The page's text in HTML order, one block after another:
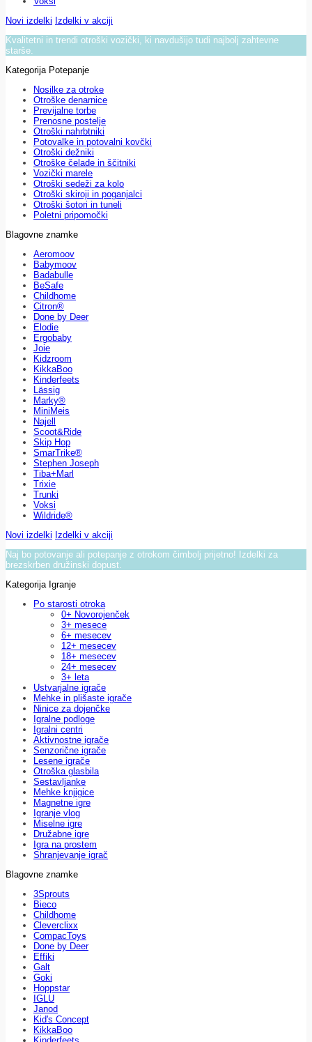
Novi izdelki Izdelki v akciji
Kvalitetni in trendi otroški vozički, ki navdušijo tudi najbolj zahtevne
starše.
Kategorija Potepanje
Nosilke za otroke
Otroške denarnice
Previjalne torbe
Prenosne postelje
Otroški nahrbtniki
Potovalke in potovalni kovčki
Otroški dežniki
Otroške čelade in ščitniki
Vozički marele
Otroški sedeži za kolo
Otroški skiroji in poganjalci
Otroški šotori in tuneli
Poletni pripomočki
Blagovne znamke
Aeromoov
Babymoov
Badabulle
BeSafe
Childhome
Citron®
Done by Deer
Elodie
Ergobaby
Joie
Kidzroom
KikkaBoo
Kinderfeets
Lässig
Marky®
MiniMeis
Najell
Scoot&Ride
Skip Hop
SmarTrike®
Stephen Joseph
Tiba+Marl
Trixie
Trunki
Voksi
Wildride®
Novi izdelki Izdelki v akciji
Naj bo potovanje ali potepanje z otrokom čimbolj prijetno! Izdelki za
brezskrben družinski dopust.
Kategorija Igranje
Po starosti otroka
0+ Novorojenček
3+ mesece
6+ mesecev
12+ mesecev
18+ mesecev
24+ mesecev
3+ leta
Ustvarjalne igrače
Mehke in plišaste igrače
Ninice za dojenčke
Igralne podloge
Igralni centri
Aktivnostne igrače
Senzorične igrače
Lesene igrače
Otroška glasbila
Sestavljanke
Mehke knjigice
Magnetne igre
Igranje vlog
Miselne igre
Družabne igre
Igra na prostem
Shranjevanje igrač
Blagovne znamke
3Sprouts
Bieco
Childhome
Cleverclixx
CompacToys
Done by Deer
Effiki
Galt
Goki
Hoppstar
IGLU
Janod
Kid's Concept
KikkaBoo